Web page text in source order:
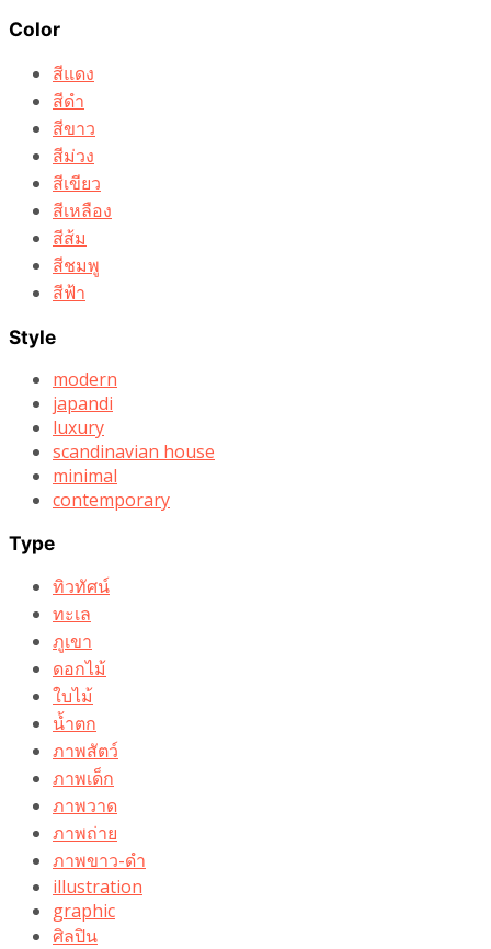
Color
สีแดง
สีดำ
สีขาว
สีม่วง
สีเขียว
สีเหลือง
สีส้ม
สีชมพู
สีฟ้า
Style
modern
japandi
luxury
scandinavian house
minimal
contemporary
Type
ทิวทัศน์
ทะเล
ภูเขา
ดอกไม้
ใบไม้
น้ำตก
ภาพสัตว์
ภาพเด็ก
ภาพวาด
ภาพถ่าย
ภาพขาว-ดำ
illustration
graphic
ศิลปิน